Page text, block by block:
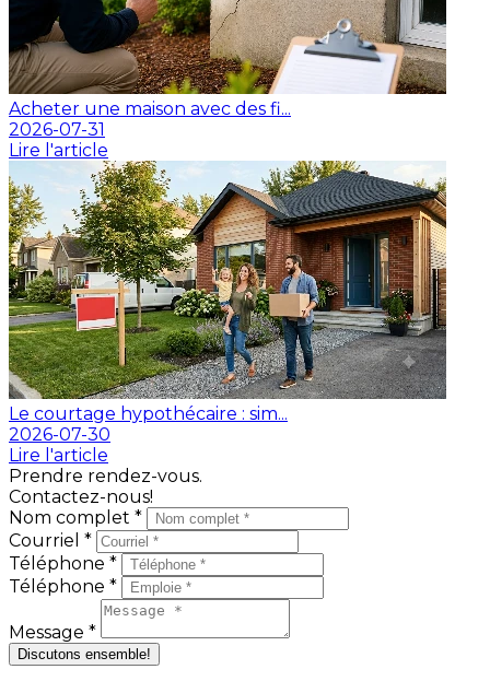
Acheter une maison avec des fi...
2026-07-31
Lire l'article
Le courtage hypothécaire : sim...
2026-07-30
Lire l'article
Prendre rendez-vous.
Contactez-nous!
Nom complet *
Courriel *
Téléphone *
Téléphone *
Message *
Discutons ensemble!